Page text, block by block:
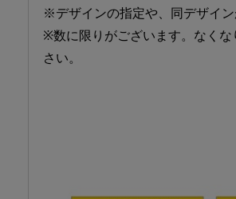
※デザインの指定や、同デザイ
※数に限りがございます。なく
さい。